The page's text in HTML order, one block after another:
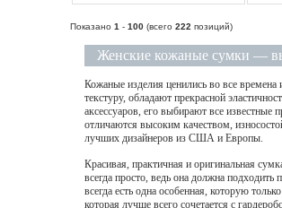
Показано 1 - 100 (всего 222 позиций)
Женские кожаные сумки —
Кожаные изделия ценились во все
текстуру, обладают прекрасной
аксессуаров, его выбирают все известные
отличаются высоким качеством,
лучших дизайнеров из США и Европы.
Красивая, практичная и оригинальная
всегда просто, ведь она должна
всегда есть одна особенная, которую
которая лучше всего сочетается с